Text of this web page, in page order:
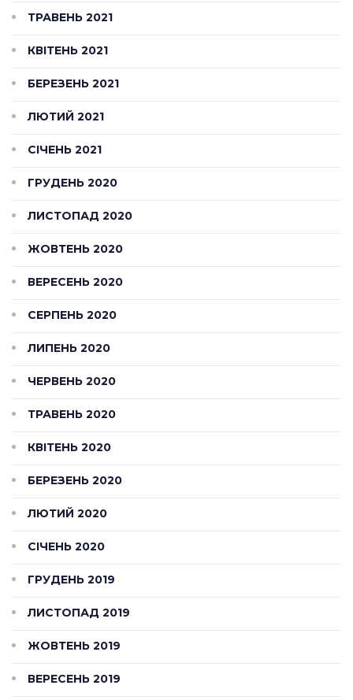
ТРАВЕНЬ 2021
КВІТЕНЬ 2021
БЕРЕЗЕНЬ 2021
ЛЮТИЙ 2021
СІЧЕНЬ 2021
ГРУДЕНЬ 2020
ЛИСТОПАД 2020
ЖОВТЕНЬ 2020
ВЕРЕСЕНЬ 2020
СЕРПЕНЬ 2020
ЛИПЕНЬ 2020
ЧЕРВЕНЬ 2020
ТРАВЕНЬ 2020
КВІТЕНЬ 2020
БЕРЕЗЕНЬ 2020
ЛЮТИЙ 2020
СІЧЕНЬ 2020
ГРУДЕНЬ 2019
ЛИСТОПАД 2019
ЖОВТЕНЬ 2019
ВЕРЕСЕНЬ 2019